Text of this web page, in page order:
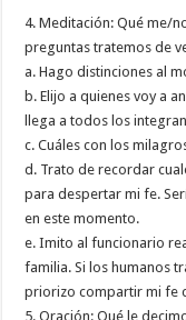
4. Meditación: Qué me/
preguntas tratemos de
a. Hago distinciones al
b. Elijo a quienes voy a
llega a todos los
c. Cuáles con los
d. Trato de recordar
para despertar mi fe.
en este momento.
e. Imito al funcionario
familia. Si los humanos
priorizo compartir mi fe
5. Oración: Qué le